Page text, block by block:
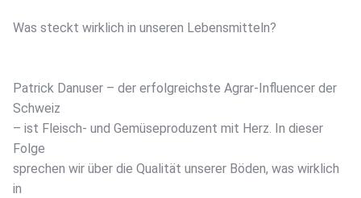
Was steckt wirklich in unseren Lebensmitteln?
Patrick Danuser – der erfolgreichste Agrar-Influencer der
Schweiz
– ist Fleisch- und Gemüseproduzent mit Herz. In dieser
Folge
sprechen wir über die Qualität unserer Böden, was wirklich
in